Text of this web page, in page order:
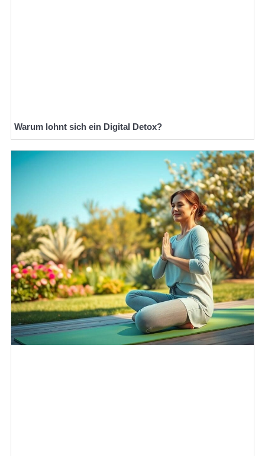
Warum lohnt sich ein Digital Detox?